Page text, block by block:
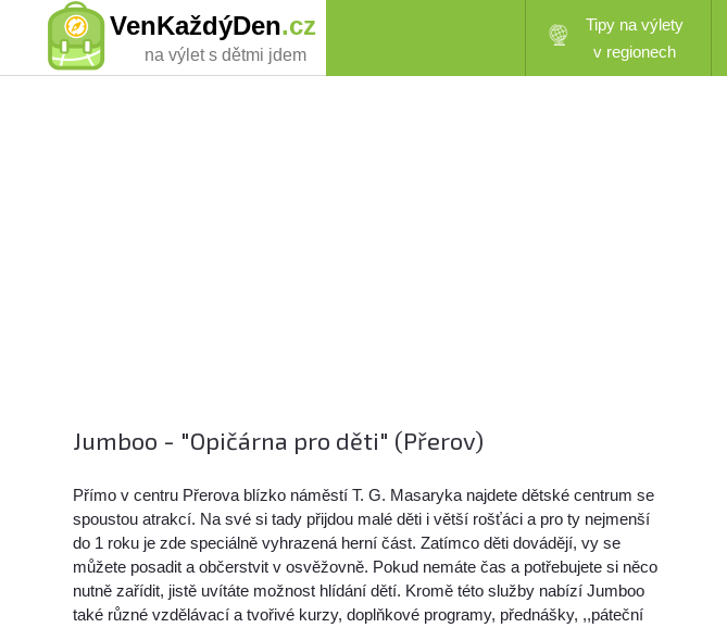
VenKaždýDen.cz
na výlet s dětmi jdem
Tipy na výlety
v regionech
Jumboo - "Opičárna pro děti" (Přerov)
Přímo v centru Přerova blízko náměstí T. G. Masaryka najdete dětské centrum se
spoustou atrakcí. Na své si tady přijdou malé děti i větší rošťáci a pro ty nejmenší
do 1 roku je zde speciálně vyhrazená herní část. Zatímco děti dovádějí, vy se
můžete posadit a občerstvit v osvěžovně. Pokud nemáte čas a potřebujete si něco
nutně zařídit, jistě uvítáte možnost hlídání dětí. Kromě této služby nabízí Jumboo
také různé vzdělávací a tvořivé kurzy, doplňkové programy, přednášky, ,,páteční